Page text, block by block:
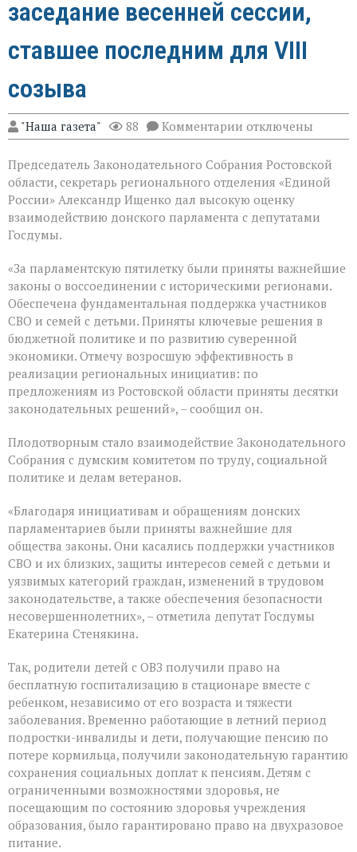
заседание весенней сессии,
ставшее последним для VIII
созыва
"Наша газета" 88 Комментарии к
записи
Государственной
Думе
состоялось
заключительное
сессии,
ставшее
последним
для
VIII
созыва
отключены
Председатель Законодательного Собрания Ростовской
области, секретарь регионального отделения «Единой
России» Александр Ищенко дал высокую оценку
взаимодействию донского парламента с депутатами
Госдумы.
«За парламентскую пятилетку были приняты важнейшие
законы о воссоединении с историческими регионами.
Обеспечена фундаментальная поддержка участников
СВО и семей с детьми. Приняты ключевые решения в
бюджетной политике и по развитию суверенной
экономики. Отмечу возросшую эффективность в
реализации региональных инициатив: по
предложениям из Ростовской области приняты десятки
законодательных решений», – сообщил он.
Плодотворным стало взаимодействие Законодательного
Собрания с думским комитетом по труду, социальной
политике и делам ветеранов.
«Благодаря инициативам и обращениям донских
парламентариев были приняты важнейшие для
общества законы. Они касались поддержки участников
СВО и их близких, защиты интересов семей с детьми и
уязвимых категорий граждан, изменений в трудовом
законодательстве, а также обеспечения безопасности
несовершеннолетних», – отметила депутат Госдумы
Екатерина Стенякина.
Так, родители детей с ОВЗ получили право на
бесплатную госпитализацию в стационаре вместе с
ребенком, независимо от его возраста и тяжести
заболевания. Временно работающие в летний период
подростки-инвалиды и дети, получающие пенсию по
потере кормильца, получили законодательную гарантию
сохранения социальных доплат к пенсиям. Детям с
ограниченными возможностями здоровья, не
посещающим по состоянию здоровья учреждения
образования, было гарантировано право на двухразовое
питание.